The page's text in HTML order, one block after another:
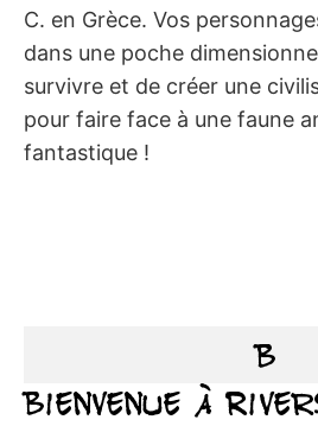
C. en Grèce. Vos
dans une poche
survivre et de créer une
pour faire face à une faune
fantastique !
B
Bienvenue à